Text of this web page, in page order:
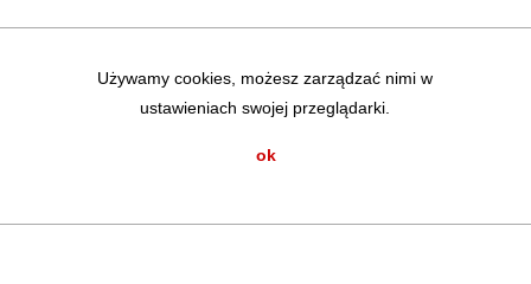
Używamy cookies, możesz zarządzać nimi w
ustawieniach swojej przeglądarki.
ok